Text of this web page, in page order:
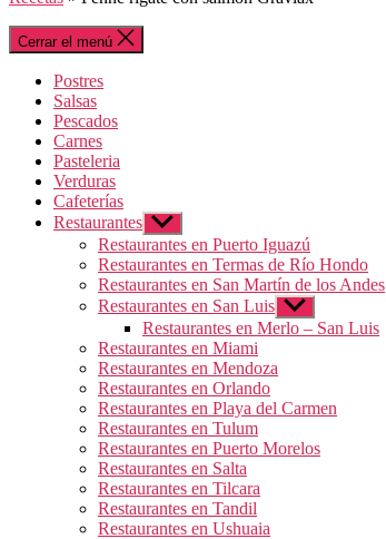
Cerrar el menú
Postres
Salsas
Pescados
Carnes
Pasteleria
Verduras
Cafeterías
Restaurantes Mostrar
el
submenú
Restaurantes en Puerto Iguazú
Restaurantes en Termas de Río Hondo
Restaurantes en San Martín de los Andes
Restaurantes en San Luis Mostrar
el
submenú
Restaurantes en Merlo – San Luis
Restaurantes en Miami
Restaurantes en Mendoza
Restaurantes en Orlando
Restaurantes en Playa del Carmen
Restaurantes en Tulum
Restaurantes en Puerto Morelos
Restaurantes en Salta
Restaurantes en Tilcara
Restaurantes en Tandil
Restaurantes en Ushuaia